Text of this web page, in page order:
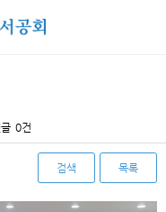
0건
검색 목록